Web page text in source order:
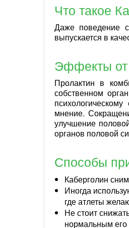
Что такое
Даже поведение
выпускается в
Эффекты от
Пролактин в
собственном
мнение.
улучшение
органов половой
Способы
Каберголин
Иногда
где атлеты
Не стоит
нормальным его